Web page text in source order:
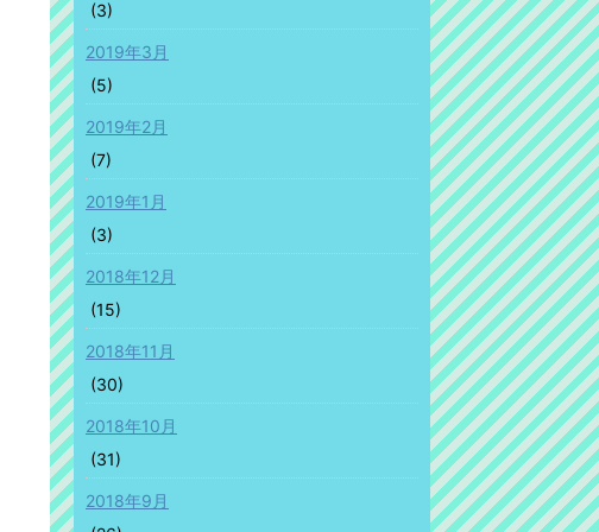
(3)
2019年3月
(5)
2019年2月
(7)
2019年1月
(3)
2018年12月
(15)
2018年11月
(30)
2018年10月
(31)
2018年9月